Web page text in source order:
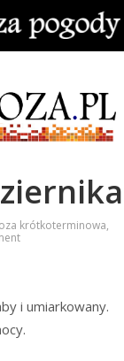
krótkoterminowa,
i umiarkowany.